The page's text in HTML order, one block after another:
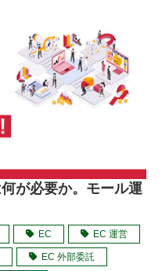
ー
が必要か。モール運
EC EC 運営
EC 外部委託